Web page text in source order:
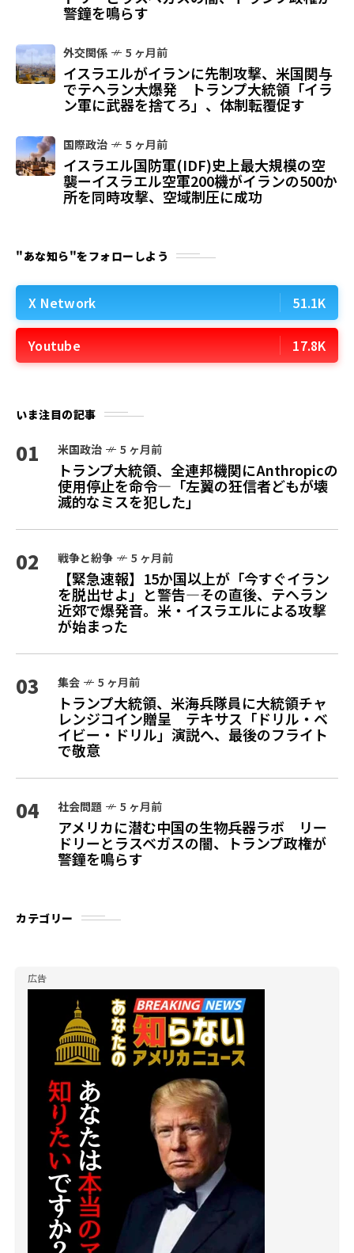
警鐘を鳴らす
外交関係 5 ヶ月前
イスラエルがイランに先制攻撃、米国関与
でテヘラン大爆発 トランプ大統領「イラ
ン軍に武器を捨てろ」、体制転覆促す
国際政治 5 ヶ月前
イスラエル国防軍(IDF)史上最大規模の空
襲ーイスラエル空軍200機がイランの500か
所を同時攻撃、空域制圧に成功
"あな知ら"をフォローしよう
X Network 51.1K
Youtube 17.8K
いま注目の記事
01 米国政治 5 ヶ月前
トランプ大統領、全連邦機関にAnthropicの
使用停止を命令—「左翼の狂信者どもが壊
滅的なミスを犯した」
02 戦争と紛争 5 ヶ月前
【緊急速報】15か国以上が「今すぐイラン
を脱出せよ」と警告—その直後、テヘラン
近郊で爆発音。米・イスラエルによる攻撃
が始まった
03 集会 5 ヶ月前
トランプ大統領、米海兵隊員に大統領チャ
レンジコイン贈呈 テキサス「ドリル・ベ
イビー・ドリル」演説へ、最後のフライト
で敬意
04 社会問題 5 ヶ月前
アメリカに潜む中国の生物兵器ラボ リー
ドリーとラスベガスの闇、トランプ政権が
警鐘を鳴らす
カテゴリー
広告